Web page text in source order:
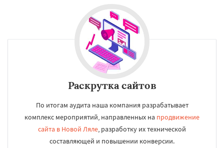
Раскрутка сайтов
По итогам аудита наша компания разрабатывает
комплекс мероприятий, направленных на продвижение
сайта в Новой Ляле, разработку их технической
составляющей и повышении конверсии.